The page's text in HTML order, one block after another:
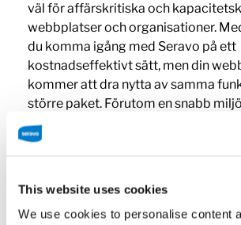
This website uses cookies
We use cookies to personalise content
väl för affärskritiska och
webbplatser och organisationer.
du komma igång med Seravo på ett
kostnadseffektivt sätt, men din
kommer att dra nytta av samma
större paket. Förutom en snabb
specifikt för WordPress inkluderar
övervakning, säkerhetsgaranti,
din webbplats.